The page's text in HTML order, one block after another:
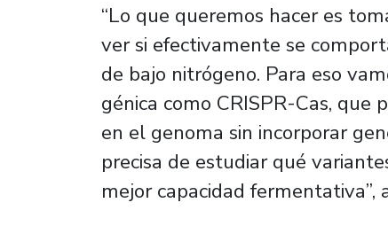
“Lo que queremos hacer es
ver si efectivamente se
de bajo nitrógeno. Para eso
génica como CRISPR-Cas,
en el genoma sin incorporar
precisa de estudiar qué
mejor capacidad fermentativa”,